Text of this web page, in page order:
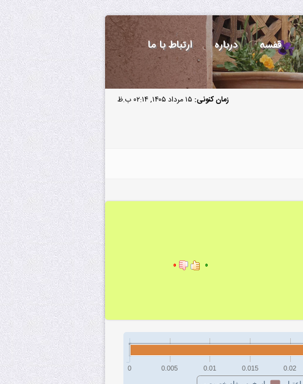
قفسه درباره ارتباط با ما
زمان کنونی: ۱۵ مرداد ۱۴۰۵, ۰۲:۱۴ ب.ظ
۰ ۰
0 0.005 0.01 0.015 0.02